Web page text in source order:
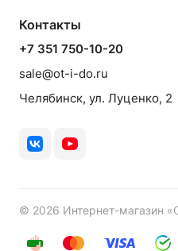
Контакты
+7 351 750-10-20
sale@ot-i-do.ru
Челябинск, ул. Луценко, 2
© 2026 Интернет-магазин